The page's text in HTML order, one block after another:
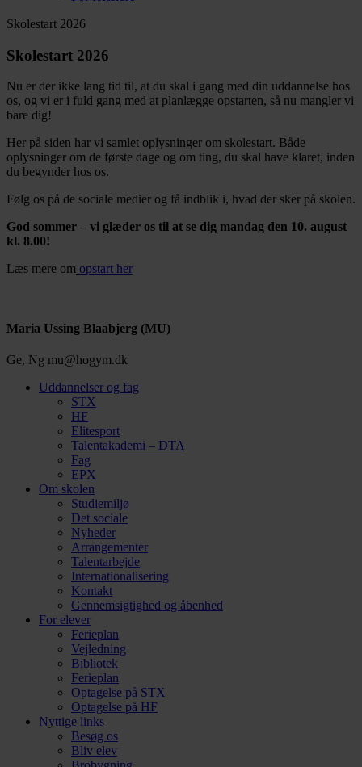
Skolestart 2026
Skolestart 2026
Nu er der ikke lang tid til, at du skal i gang med din uddannelse hos
os, og vi er i fuld gang med at planlægge opstarten, så nu mangler vi
bare dig!
Her på siden har vi samlet oplysninger om skolestart. Både
oplysninger om de første dage og om ting, du skal have klaret, inden
du begynder hos os.
Følg os på de sociale medier og få indblik i, hvad der sker på skolen.
God sommer – vi glæder os til at se dig mandag den 10. august
kl. 8.00!
Læs mere om opstart her
Maria Ussing Blaabjerg (MU)
Ge, Ng mu@hogym.dk
Uddannelser og fag
STX
HF
Elitesport
Talentakademi – DTA
Fag
EPX
Om skolen
Studiemiljø
Det sociale
Nyheder
Arrangementer
Talentarbejde
Internationalisering
Kontakt
Gennemsigtighed og åbenhed
For elever
Ferieplan
Vejledning
Bibliotek
Ferieplan
Optagelse på STX
Optagelse på HF
Nyttige links
Besøg os
Bliv elev